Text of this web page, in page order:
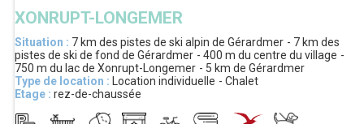
XONRUPT-LONGEMER
Situation : 7 km des pistes de ski alpin de Gérardmer 7 km des
pistes de ski de fond de Gérardmer
400 m du centre du village
750 m du lac de Xonrupt-Longemer 5 km de Gérardmer
Type de location :
Location individuelle
Chalet
Etage : rez-de-chaussée